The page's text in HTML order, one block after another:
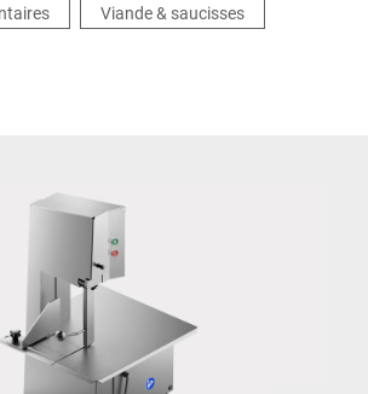
de la production.
Viande & saucisses